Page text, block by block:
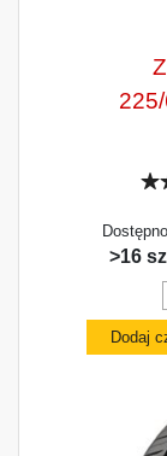
>16
Dodaj